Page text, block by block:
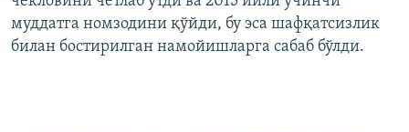
муддатга номзодини қўйди, бу эса шафқатсизлик
билан бостирилган намойишларга сабаб бўлди.